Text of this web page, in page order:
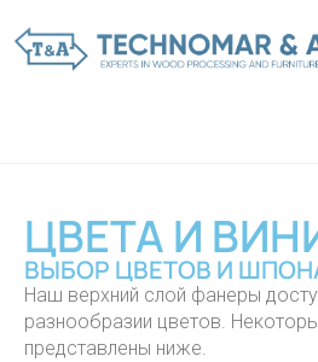
ЦВЕТА И
ВЫБОР ЦВЕТОВ И
Наш верхний слой фанеры
разнообразии цветов.
представлены ниже.